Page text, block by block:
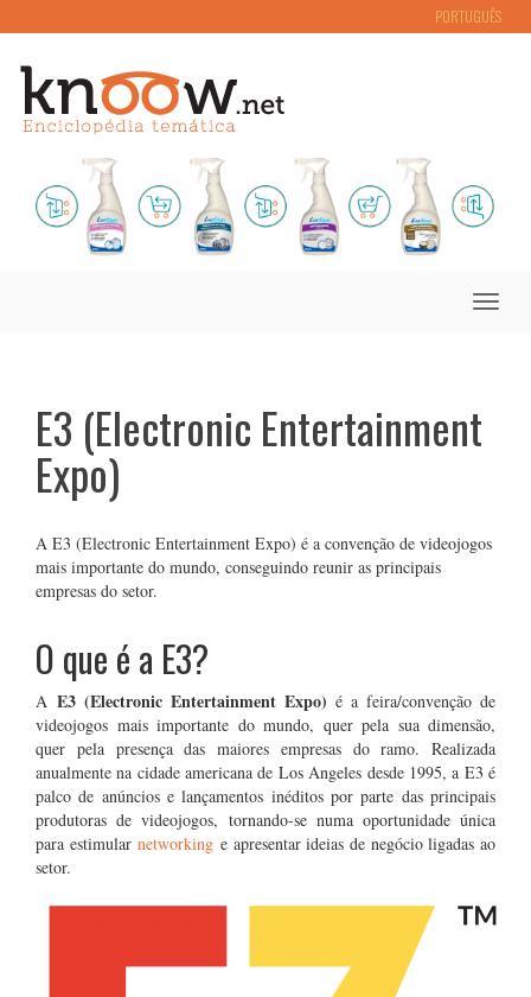
PORTUGUÊS
Toggle
E3 (Electronic Entertainment
Expo)
A E3 (Electronic Entertainment Expo) é a convenção de videojogos
mais importante do mundo, conseguindo reunir as principais
empresas do setor.
O que é a E3?
A E3 (Electronic Entertainment Expo) é a feira/convenção de
videojogos mais importante do mundo, quer pela sua dimensão,
quer pela presença das maiores empresas do ramo. Realizada
anualmente na cidade americana de Los Angeles desde 1995, a E3 é
palco de anúncios e lançamentos inéditos por parte das principais
produtoras de videojogos, tornando-se numa oportunidade única
para estimularnetworking e apresentar ideias de negócio ligadas ao
setor.